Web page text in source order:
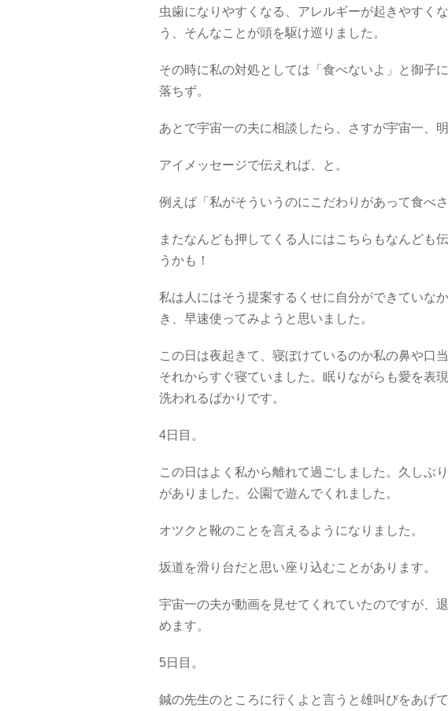
虫歯になりやすくなる、アレルギーが起きやすく
う、そんなことが頭を駆け巡りました。
その時に私の対処としては「食べないよ」と御子
落ちず。
あとで宇宙一の夫に相談したら、さすが宇宙一、
アイメッセージで伝えれば、と。
例えば「私がそういうのにこだわりがあって食べ
またなんども押してくる人にはこちらもなんども
うかも！
私は人にはそう提案するくせに自分ができていな
き、早速使ってみようと思いました。
この日は夜起きて、寝ぼけているのか私の鼻や口
それからすぐ寝ていました。眠りながらも愛を表
洗われるばかりです。
4日目。
この日はよく私から離れて過ごしました。久しぶ
がありました。公園で遊んでくれました。
オツクと靴のことを言えるようになりました。
坂道を滑り台だと思い座り込むことがあります。
宇宙一の夫が動画を見せてくれていたのですが、
めます。
5日目。
鍼の先生のところに行くよと言うと雄叫びをあげ